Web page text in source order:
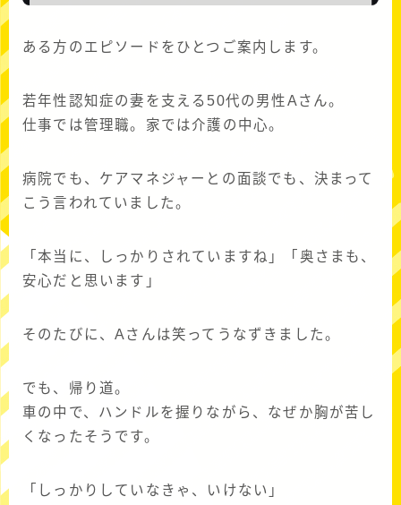
ある方のエピソードをひとつご案内します。
若年性認知症の妻を支える50代の男性Aさん。
仕事では管理職。家では介護の中心。
病院でも、ケアマネジャーとの面談でも、決まって
こう言われていました。
「本当に、しっかりされていますね」「奥さまも、
安心だと思います」
そのたびに、Aさんは笑ってうなずきました。
でも、帰り道。
車の中で、ハンドルを握りながら、なぜか胸が苦し
くなったそうです。
「しっかりしていなきゃ、いけない」